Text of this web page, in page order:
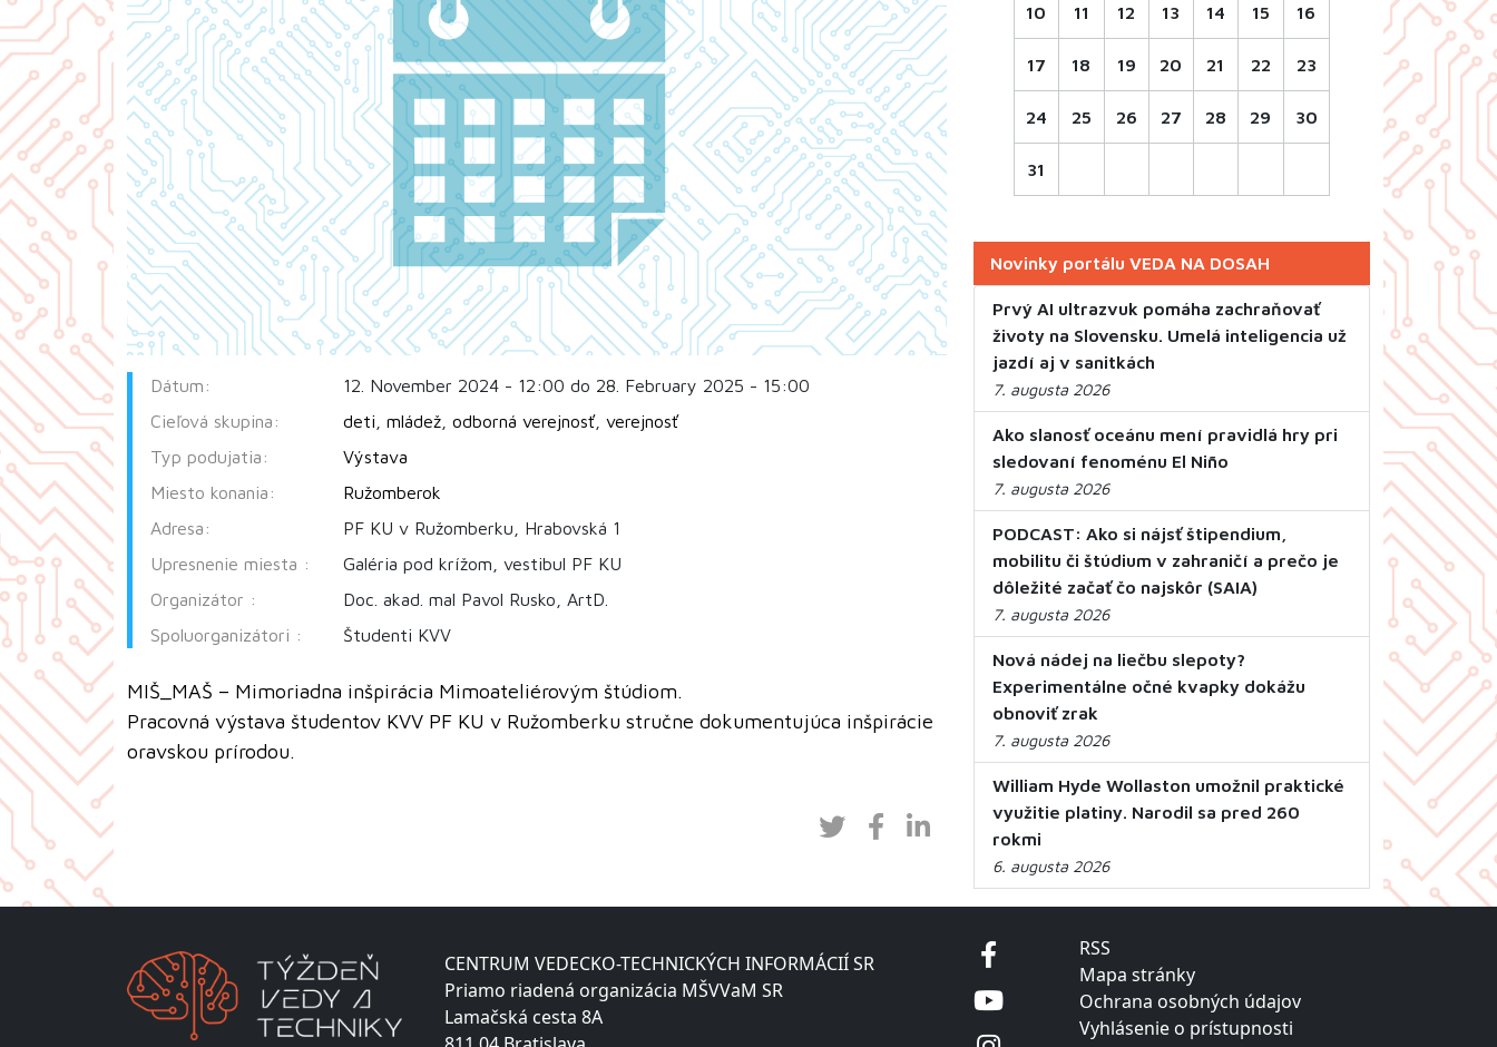
Dátum:
12. November 2024 - 12:00 do 28. February 2025 - 15:00
Cieľová skupina:
deti mládež, odborná verejnosť, verejnosť
Typ podujatia:
Výstava
Miesto konania:
Ružomberok
Adresa:
PF KU v Ružomberku, Hrabovská 1
Upresnenie miesta :
Galéria pod krížom, vestibul PF KU
Organizátor :
Doc. akad. mal Pavol Rusko, ArtD.
Spoluorganizátori :
Študenti KVV
MIŠ_MAŠ – Mimoriadna inšpirácia Mimoateliérovým štúdiom.
Pracovná výstava študentov KVV PF KU v Ružomberku stručne dokumentujúca inšpirácie
oravskou prírodou.
10 11 12 13 14 15 16
17 18 19 20 21 22 23
24 25 26 27 28 29 30
31
Novinky portálu VEDA NA DOSAH
Prvý AI ultrazvuk pomáha zachraňovať
životy na Slovensku. Umelá inteligencia už
jazdí aj v sanitkách
7. augusta 2026
Ako slanosť oceánu mení pravidlá hry pri
sledovaní fenoménu El Niño
7. augusta 2026
PODCAST: Ako si nájsť štipendium,
mobilitu či štúdium v zahraničí a prečo je
dôležité začať čo najskôr (SAIA)
7. augusta 2026
Nová nádej na liečbu slepoty?
Experimentálne očné kvapky dokážu
obnoviť zrak
7. augusta 2026
William Hyde Wollaston umožnil praktické
využitie platiny. Narodil sa pred 260
rokmi
6. augusta 2026
CENTRUM VEDECKO-TECHNICKÝCH INFORMÁCIÍ SR
Priamo riadená organizácia MŠVVaM SR
Lamačská cesta 8A
RSS
Mapa stránky
Ochrana osobných údajov
Vyhlásenie o prístupnosti